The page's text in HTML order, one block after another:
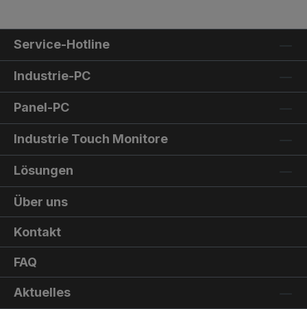
Service-Hotline
Industrie-PC
Panel-PC
Industrie Touch Monitore
Lösungen
Über uns
Kontakt
FAQ
Aktuelles